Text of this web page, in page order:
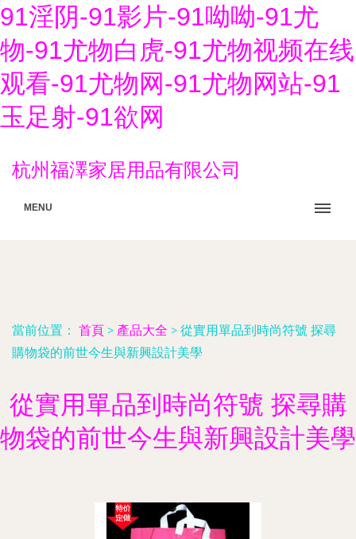
91淫阴-91影片-91呦呦-91尤
物-91尤物白虎-91尤物视频在线
观看-91尤物网-91尤物网站-91
玉足射-91欲网
杭州福澤家居用品有限公司
MENU
當前位置： 首頁 > 產品大全 > 從實用單品到時尚符號 探尋
購物袋的前世今生與新興設計美學
從實用單品到時尚符號 探尋購
物袋的前世今生與新興設計美學